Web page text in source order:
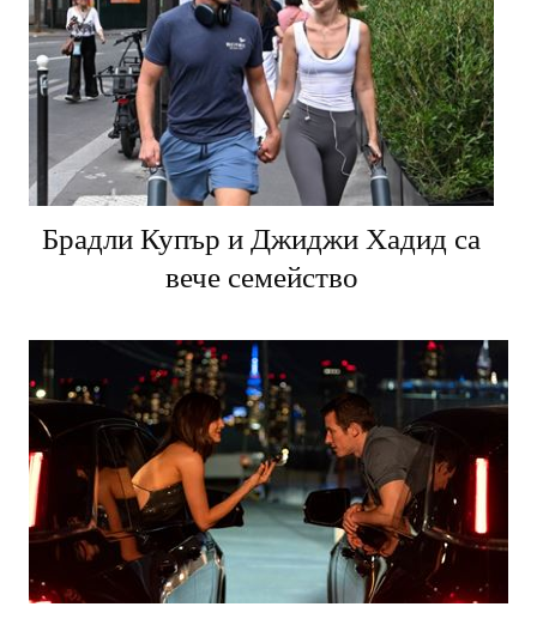
Брадли Купър и Джиджи Хадид са
вече семейство